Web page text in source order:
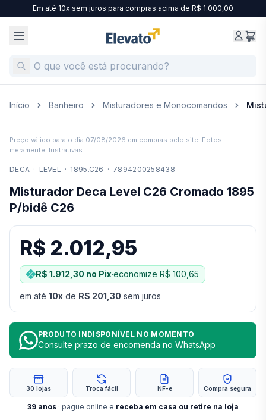
Em até 10x sem juros para compras acima de R$ 1.000,00
Início Banheiro Misturadores e Monocomandos
Preço válido para o dia 07/08/2026 em compras pelo site. Fotos
meramente ilustrativas.
DECA · LEVEL · 1895.C26 · 7894200258438
Misturador Deca Level C26 Cromado 1895
P/bidê C26
R$ 2.012,95
R$ 1.912,30 no Pix·economize R$ 100,65
em até 10x de R$ 201,30 sem juros
PRODUTO INDISPONÍVEL NO MOMENTO
Consulte prazo de encomenda no WhatsApp
30 lojas Troca fácil NF-e Compra segura
39 anos · pague online e receba em casa ou retire na loja